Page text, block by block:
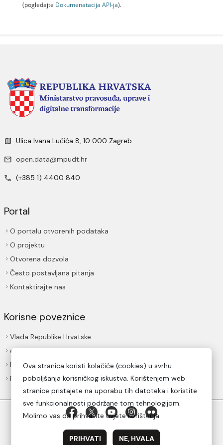
(pogledajte Dokumenаtаcijа API-jа).